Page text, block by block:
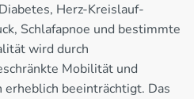
Herz-Kreislauf-
Schlafapnoe und bestimmte
wird durch
Mobilität und
erheblich beeinträchtigt. Das